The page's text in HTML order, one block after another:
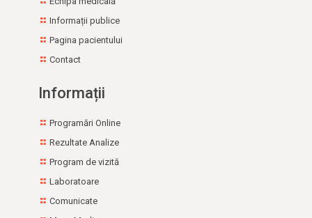
Buletine informative
populație
Programe naţionale de sănătate
Îngrijiri la domiciliu
Adrese utile
Informații publice
Pagina pacientului
Contact
Informații
Programări Online
Rezultate Analize
Program de vizită
Laboratoare
Comunicate